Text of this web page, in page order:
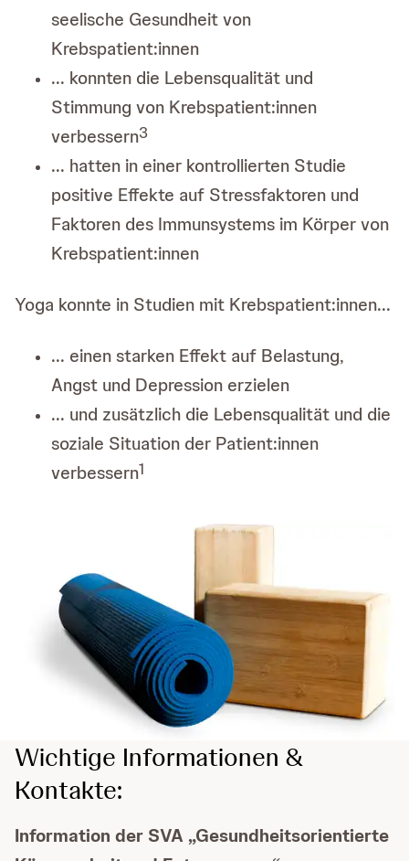
seelische Gesundheit von
Krebspatient:innen
... konnten die Lebensqualität und
Stimmung von Krebspatient:innen
verbessern3
... hatten in einer kontrollierten Studie
positive Effekte auf Stressfaktoren und
Faktoren des Immunsystems im Körper von
Krebspatient:innen
Yoga konnte in Studien mit Krebspatient:innen...
... einen starken Effekt auf Belastung,
Angst und Depression erzielen
... und zusätzlich die Lebensqualität und die
soziale Situation der Patient:innen
verbessern1
Wichtige Informationen &
Kontakte:
Information der SVA „Gesundheitsorientierte